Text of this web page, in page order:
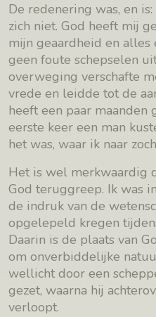
De redenering was, en
zich niet. God heeft mij
mijn geaardheid en alles
geen foute schepselen
overweging verschafte
vrede en leidde tot de
heeft een paar maanden
eerste keer een man
het was, waar ik naar
Het is wel merkwaardig
God teruggreep. Ik was
de indruk van de
opgelepeld kregen
Daarin is de plaats van
om onverbiddelijke
wellicht door een
gezet, waarna hij
verloopt.